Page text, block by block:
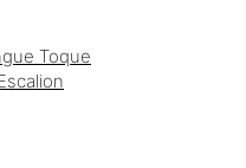
Toque